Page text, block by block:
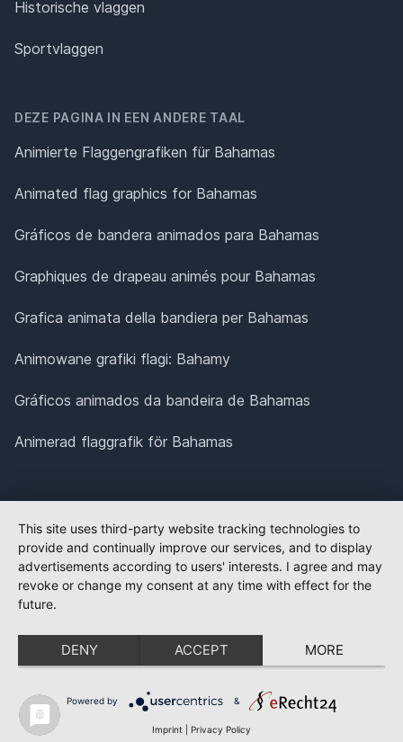
Historische vlaggen
Sportvlaggen
DEZE PAGINA IN EEN ANDERE TAAL
Animierte Flaggengrafiken für Bahamas
Animated flag graphics for Bahamas
Gráficos de bandera animados para Bahamas
Graphiques de drapeau animés pour Bahamas
Grafica animata della bandiera per Bahamas
Animowane grafiki flagi: Bahamy
Gráficos animados da bandeira de Bahamas
Animerad flaggrafik för Bahamas
This site uses third-party website tracking technologies to
provide and continually improve our services, and to display
advertisements according to users' interests. I agree and may
revoke or change my consent at any time with effect for the
future.
DENY ACCEPT MORE
Powered by &
Imprint Privacy Policy